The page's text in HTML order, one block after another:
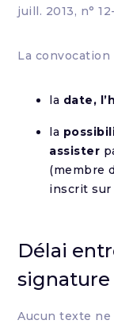
juill. 2013, n°
La
la date,
la
assister
(membre
inscrit sur
Délai
signature
Aucun texte